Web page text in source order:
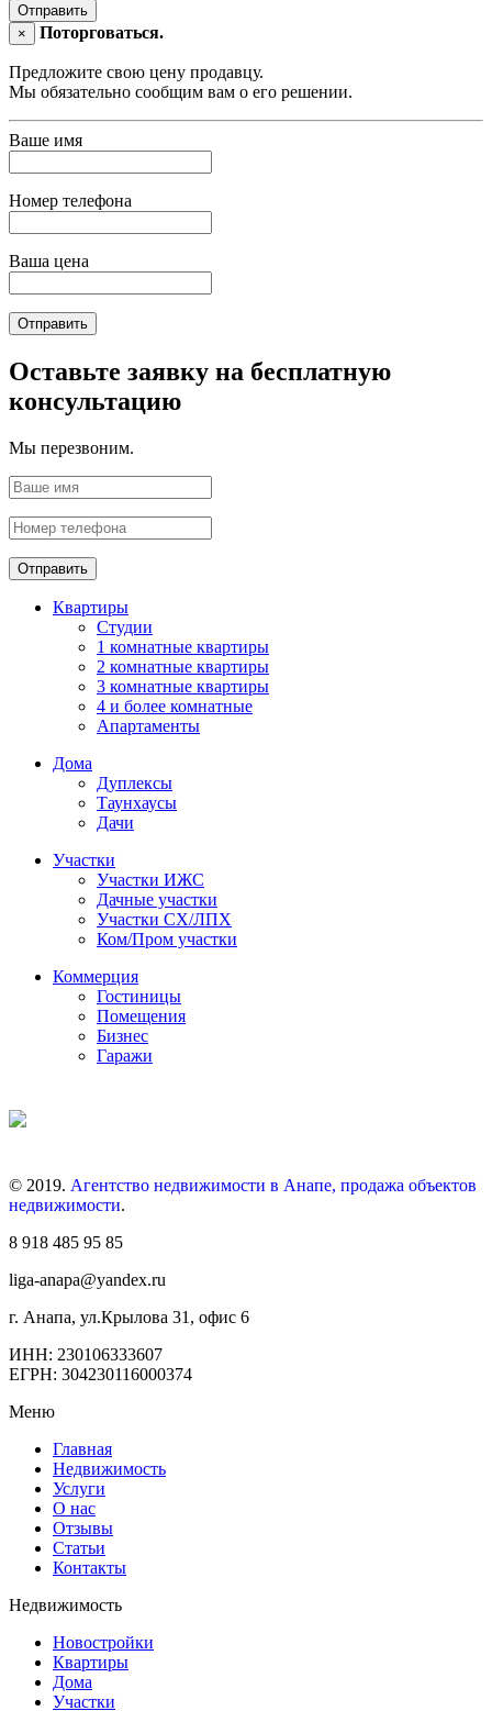
Отправить
×
Поторговаться.
Предложите свою цену продавцу.
Мы обязательно сообщим вам о его решении.
Ваше имя
Номер телефона
Ваша цена
Отправить
Оставьте заявку на бесплатную
консультацию
Мы перезвоним.
Отправить
Квартиры
Студии
1 комнатные квартиры
2 комнатные квартиры
3 комнатные квартиры
4 и более комнатные
Апартаменты
Дома
Дуплексы
Таунхаусы
Дачи
Участки
Участки ИЖС
Дачные участки
Участки СХ/ЛПХ
Ком/Пром участки
Коммерция
Гостиницы
Помещения
Бизнес
Гаражи
© 2019. Агентство недвижимости в Анапе, продажа объектов
недвижимости.
8 918 485 95 85
liga-anapa@yandex.ru
г. Анапа, ул.Крылова 31, офис 6
ИНН: 230106333607
ЕГРН: 304230116000374
Меню
Главная
Недвижимость
Услуги
О нас
Отзывы
Статьи
Контакты
Недвижимость
Новостройки
Квартиры
Дома
Участки